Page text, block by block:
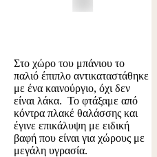
Στο χώρο του μπάνιου το
παλιό έπιπλο αντικαταστάθηκε
με ένα καινούργιο, όχι δεν
είναι λάκα. Το φτάξαμε από
κόντρα πλακέ θαλάσσης και
έγινε επικάλυψη με ειδική
βαφή που είναι για χώρους με
μεγάλη υγρασία.